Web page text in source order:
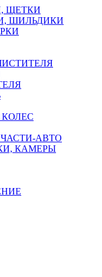
ЩЕТКИ
ШИЛЬДИКИ
АВТО
КАМЕРЫ